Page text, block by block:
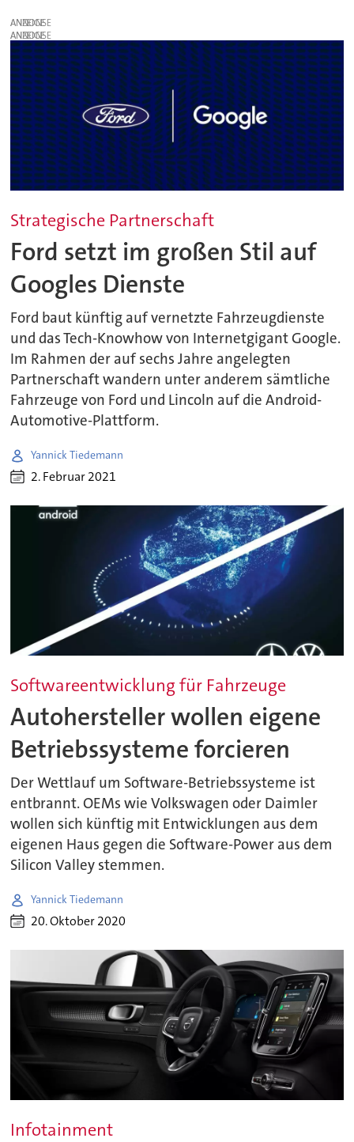
ANZEIGE
ANZEIGE
Strategische Partnerschaft
Ford setzt im großen Stil auf
Googles Dienste
Ford baut künftig auf vernetzte Fahrzeugdienste
und das Tech-Knowhow von Internetgigant Google.
Im Rahmen der auf sechs Jahre angelegten
Partnerschaft wandern unter anderem sämtliche
Fahrzeuge von Ford und Lincoln auf die Android-
Automotive-Plattform.
Yannick Tiedemann
2. Februar 2021
Softwareentwicklung für Fahrzeuge
Autohersteller wollen eigene
Betriebssysteme forcieren
Der Wettlauf um Software-Betriebssysteme ist
entbrannt. OEMs wie Volkswagen oder Daimler
wollen sich künftig mit Entwicklungen aus dem
eigenen Haus gegen die Software-Power aus dem
Silicon Valley stemmen.
Yannick Tiedemann
20. Oktober 2020
Infotainment